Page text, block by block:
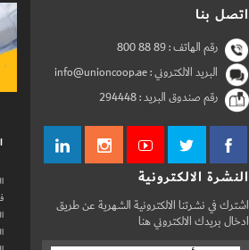
اتصل بنا
رقم الهاتف :800 88 89
البريد الالكتروني : info@unioncoop.ae
رقم صندوق البريد :294448
النشرة الالكترونية
اشترك في نشرتنا الالكترونية الشهرية عن طريق
ادخال بريدك الالكتروني هنا